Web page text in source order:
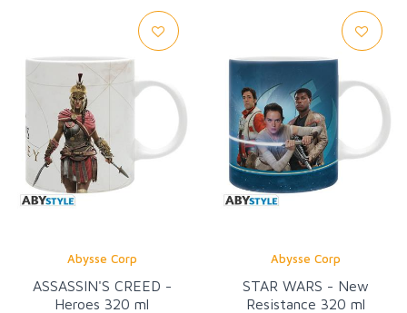
Abysse Corp
ASSASSIN'S CREED -
Heroes 320 ml
Abysse Corp
STAR WARS - New
Resistance 320 ml